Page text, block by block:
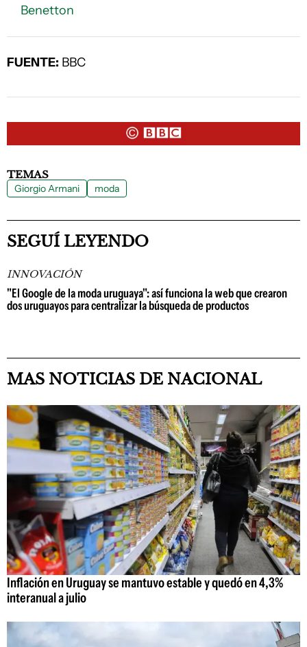
Benetton
FUENTE: BBC
TEMAS
Giorgio Armani moda
SEGUÍ LEYENDO
INNOVACIÓN
"El Google de la moda uruguaya": así funciona la web que crearon
dos uruguayos para centralizar la búsqueda de productos
MAS NOTICIAS DE NACIONAL
Inflación en Uruguay se mantuvo estable y quedó en 4,3%
interanual a julio